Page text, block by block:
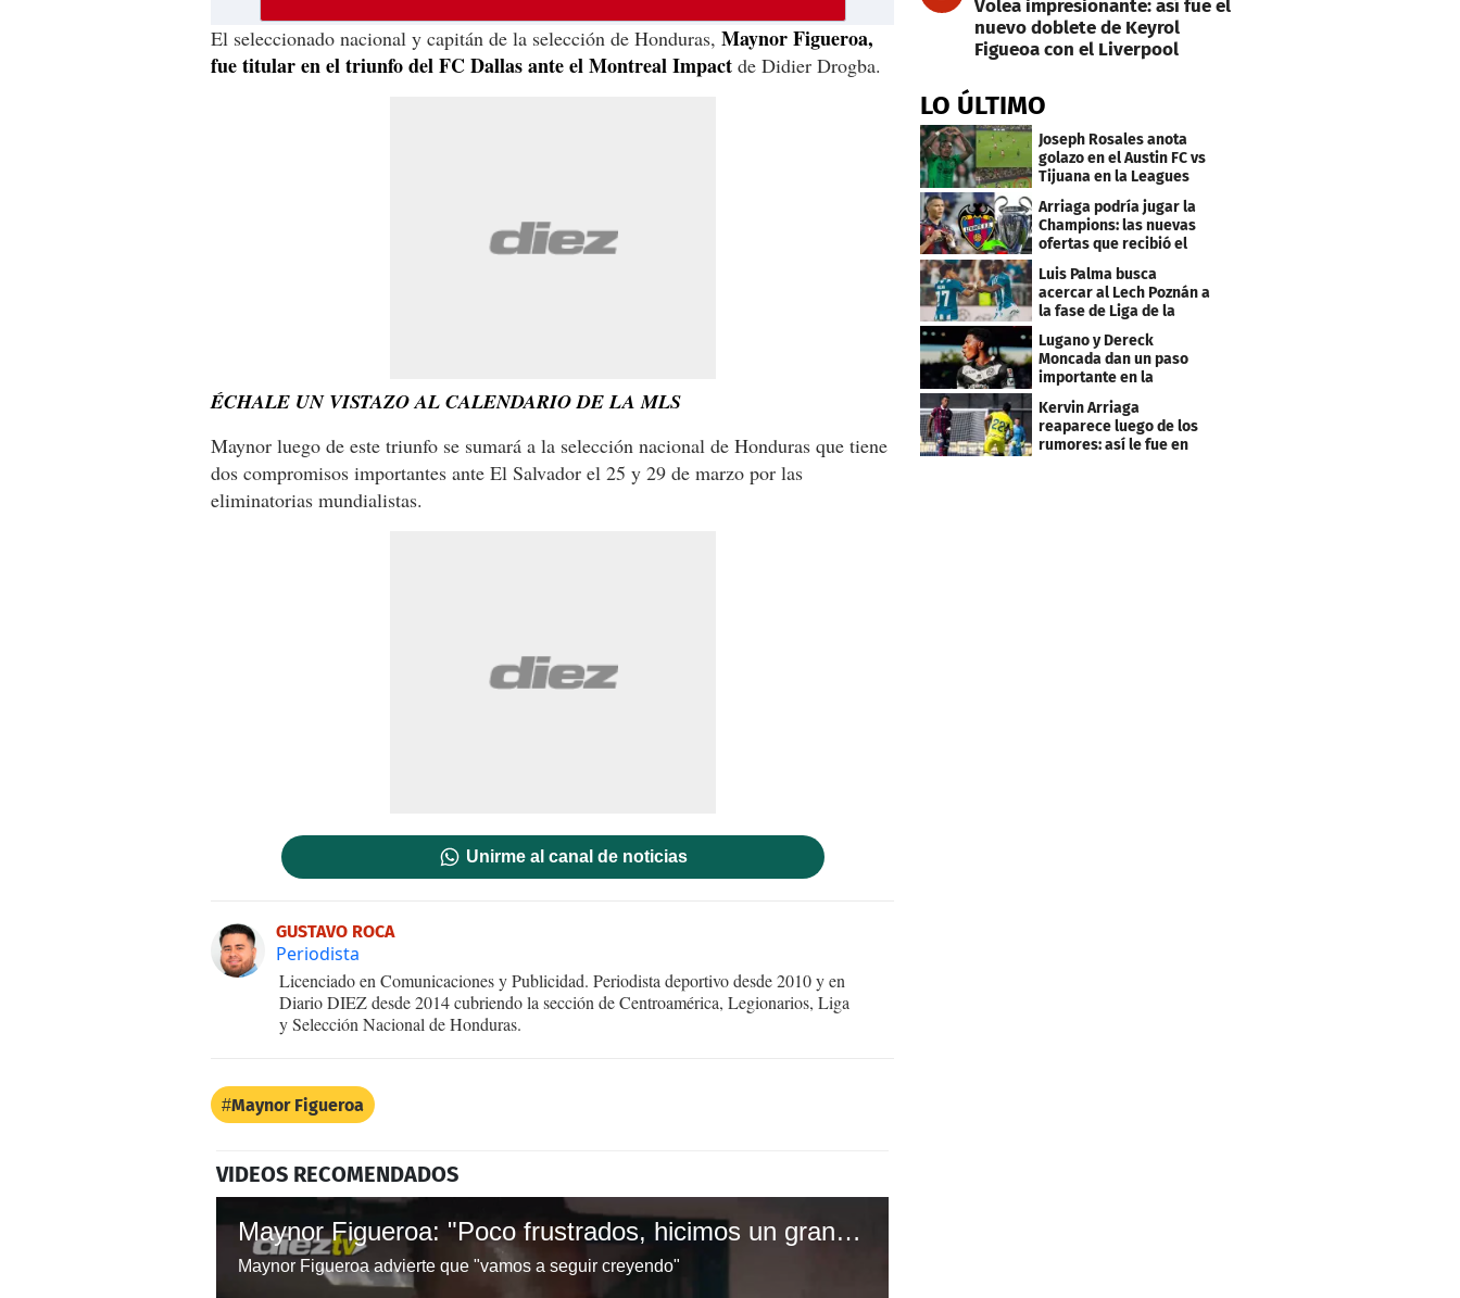
El seleccionado nacional y capitán de la selección de Honduras, Maynor Figueroa,
fue titular en el triunfo del FC Dallas ante el Montreal Impact de Didier Drogba.
ÉCHALE UN VISTAZO AL CALENDARIO DE LA MLS
Maynor luego de este triunfo se sumará a la selección nacional de Honduras que tiene
dos compromisos importantes ante El Salvador el 25 y 29 de marzo por las
eliminatorias mundialistas.
Unirme al canal de noticias
GUSTAVO ROCA
Periodista
Licenciado en Comunicaciones y Publicidad. Periodista deportivo desde 2010 y en
Diario DIEZ desde 2014 cubriendo la sección de Centroamérica, Legionarios, Liga
y Selección Nacional de Honduras.
Maynor Figueroa
VIDEOS RECOMENDADOS
Maynor Figueroa: "Poco frustrados, hicimos un gran esfuerzo"
Maynor Figueroa advierte que "vamos a seguir creyendo"
Volea impresionante: así fue el
nuevo doblete de Keyrol
Figueoa con el Liverpool
LO ÚLTIMO
Joseph Rosales anota
golazo en el Austin FC vs
Tijuana en la Leagues
Cup
Arriaga podría jugar la
Champions: las nuevas
ofertas que recibió el
Levante
Luis Palma busca
acercar al Lech Poznán a
la fase de Liga de la
Lugano y Dereck
Moncada dan un paso
importante en la
Conference League
Kervin Arriaga
reaparece luego de los
rumores: así le fue en